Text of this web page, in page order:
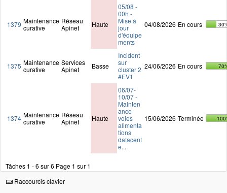
1379 Maintenance
curative
Réseau
Apinet
Haute
05/08 -
00h -
Mise à
jour
d'équipe
ments
04/08/2026 En cours
1375 Maintenance
curative
Services
Apinet
Basse
Incident
sur
cluster 2
#EV1
24/06/2026 En cours
1374 Maintenance
curative
Réseau
Apinet
Haute
06/07-
10/07 -
Mainten
ance
voies
alimenta
tions
datacent
e...
15/06/2026 Terminée
Tâches 1 - 6 sur 6 Page 1 sur 1
Raccourcis clavier